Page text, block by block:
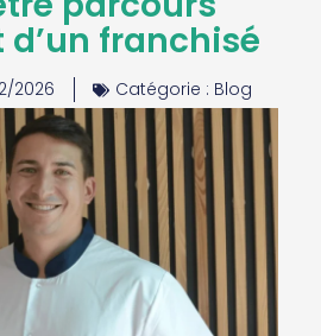
franchisé
2026 Catégorie : Blog